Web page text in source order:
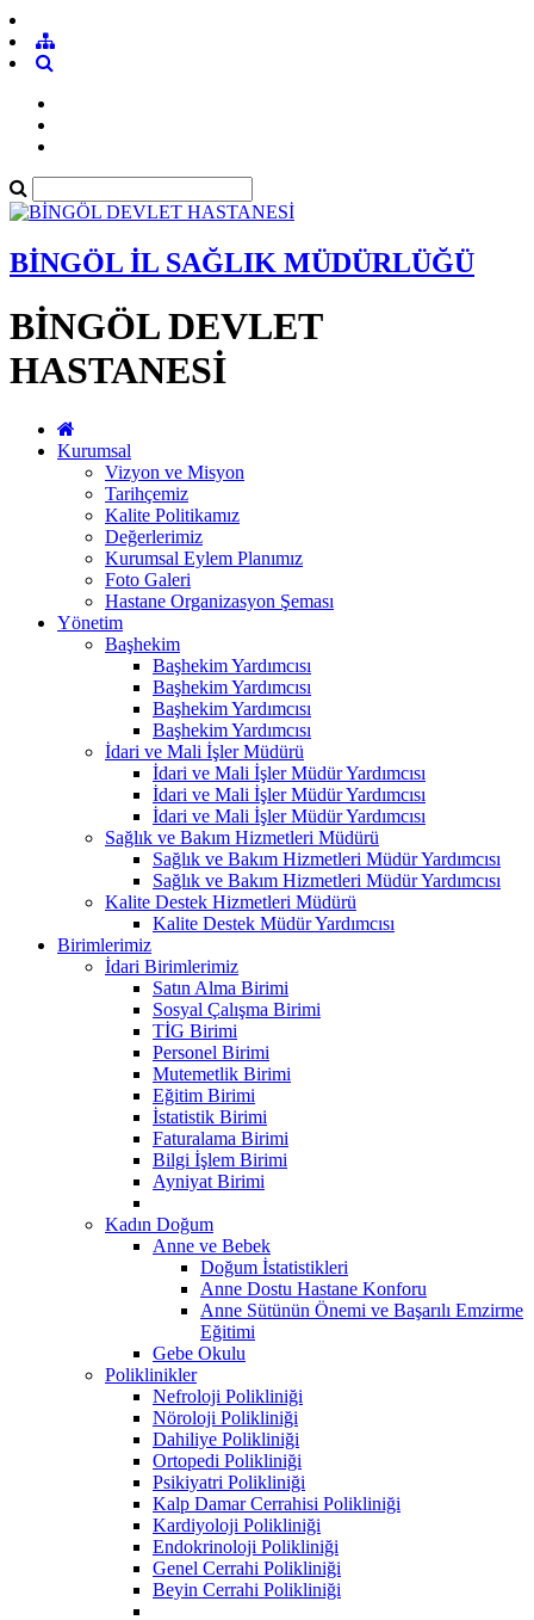
BİNGÖL İL SAĞLIK MÜDÜRLÜĞÜ
BİNGÖL DEVLET
HASTANESİ
Kurumsal
Vizyon ve Misyon
Tarihçemiz
Kalite Politikamız
Değerlerimiz
Kurumsal Eylem Planımız
Foto Galeri
Hastane Organizasyon Şeması
Yönetim
Başhekim
Başhekim Yardımcısı
Başhekim Yardımcısı
Başhekim Yardımcısı
Başhekim Yardımcısı
İdari ve Mali İşler Müdürü
İdari ve Mali İşler Müdür Yardımcısı
İdari ve Mali İşler Müdür Yardımcısı
İdari ve Mali İşler Müdür Yardımcısı
Sağlık ve Bakım Hizmetleri Müdürü
Sağlık ve Bakım Hizmetleri Müdür Yardımcısı
Sağlık ve Bakım Hizmetleri Müdür Yardımcısı
Kalite Destek Hizmetleri Müdürü
Kalite Destek Müdür Yardımcısı
Birimlerimiz
İdari Birimlerimiz
Satın Alma Birimi
Sosyal Çalışma Birimi
TİG Birimi
Personel Birimi
Mutemetlik Birimi
Eğitim Birimi
İstatistik Birimi
Faturalama Birimi
Bilgi İşlem Birimi
Ayniyat Birimi
Kadın Doğum
Anne ve Bebek
Doğum İstatistikleri
Anne Dostu Hastane Konforu
Anne Sütünün Önemi ve Başarılı Emzirme
Eğitimi
Gebe Okulu
Poliklinikler
Nefroloji Polikliniği
Nöroloji Polikliniği
Dahiliye Polikliniği
Ortopedi Polikliniği
Psikiyatri Polikliniği
Kalp Damar Cerrahisi Polikliniği
Kardiyoloji Polikliniği
Endokrinoloji Polikliniği
Genel Cerrahi Polikliniği
Beyin Cerrahi Polikliniği